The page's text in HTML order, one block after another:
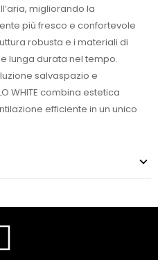
migliorando la
più fresco e confortevole
robusta e i materiali di
lunga durata nel tempo.
salvaspazio e
WHITE combina estetica
efficiente in un unico